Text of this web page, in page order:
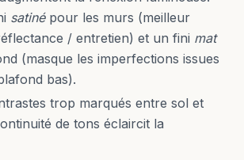
satinépour les murs (meilleur
/ entretien) et un fini mat
(masque les imperfections issues
bas).
trop marqués entre sol et
de tons éclaircit la